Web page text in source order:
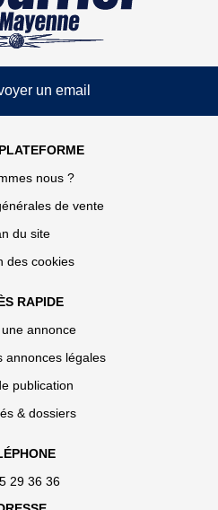
un email
nous ?
de vente
du site
des cookies
RAPIDE
annonce
annonces légales
publication
& dossiers
29 36 36